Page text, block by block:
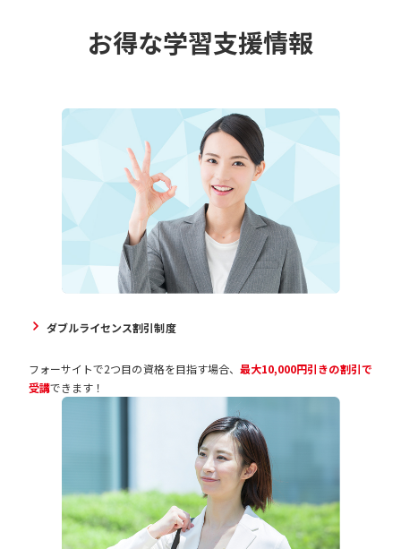
お得な学習支援情報
ダブルライセンス割引制度
フォーサイトで2つ目の資格を目指す場合、 最大10,000円引きの割引で
受講できます！